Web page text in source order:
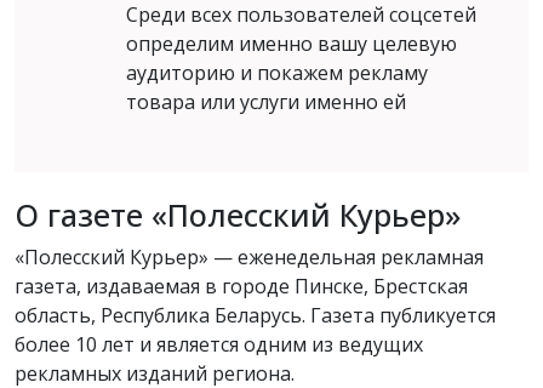
Среди всех пользователей соцсетей
определим именно вашу целевую
аудиторию и покажем рекламу
товара или услуги именно ей
О газете «Полесский Курьер»
«Полесский Курьер» — еженедельная рекламная
газета, издаваемая в городе Пинске, Брестская
область, Республика Беларусь. Газета публикуется
более 10 лет и является одним из ведущих
рекламных изданий региона.